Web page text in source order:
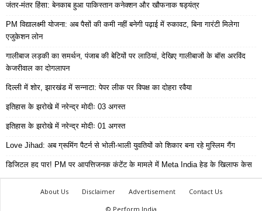
जंतर-मंतर हिंसा: बेनकाब हुआ पाकिस्तान कनेक्शन और खौफनाक षड्यंत्र
PM विद्यालक्ष्मी योजना: अब पैसों की कमी नहीं बनेगी पढ़ाई में रुकावट, बिना गारंटी मिलेगा
एजुकेशन लोन
गालीबाज लड़की का समर्थन, पंजाब की बेटियों पर लाठियां, देखिए गालीबाजों के बॉस अरविंद
केजरीवाल का दोगलापन
दिल्ली में शोर, झारखंड में सन्नाटा: पेपर लीक पर विपक्ष का दोहरा रवैया
इतिहास के झरोखे में नरेन्द्र मोदीः 03 अगस्त
इतिहास के झरोखे में नरेन्द्र मोदीः 01 अगस्त
Love Jihad: अब ग्रूमिंग पैटर्न से भोली-भाली युवतियों को शिकार बना रहे मुस्लिम गैंग
डिजिटल हद पार! PM पर आपत्तिजनक कंटेंट के मामले में Meta India हेड के खिलाफ केस
About Us Disclaimer Advertisement
Contact Us
© Perform India